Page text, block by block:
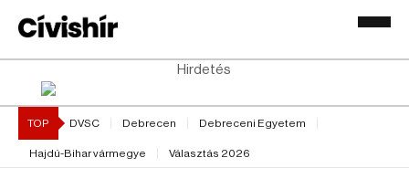
Hirdetés
TOP DVSC Debrecen Debreceni Egyetem
Hajdú-Bihar vármegye Választás 2026